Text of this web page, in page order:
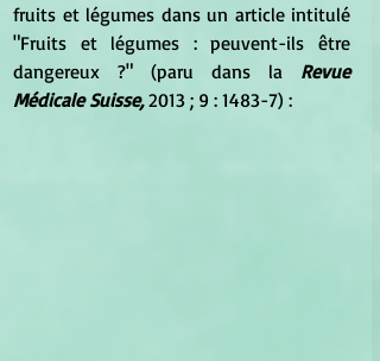
fruits et légumes dans un article intitulé
"Fruits et légumes : peuvent-ils être
dangereux ?" (paru dans la Revue
Médicale Suisse, 2013 ; 9 : 1483-7) :